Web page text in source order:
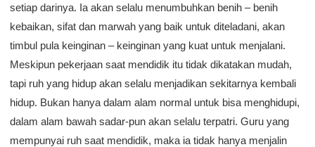
setiap darinya. Ia akan selalu menumbuhkan benih – benih
kebaikan, sifat dan marwah yang baik untuk diteladani, akan
timbul pula keinginan – keinginan yang kuat untuk menjalani.
Meskipun pekerjaan saat mendidik itu tidak dikatakan mudah,
tapi ruh yang hidup akan selalu menjadikan sekitarnya kembali
hidup. Bukan hanya dalam alam normal untuk bisa menghidupi,
dalam alam bawah sadar-pun akan selalu terpatri. Guru yang
mempunyai ruh saat mendidik, maka ia tidak hanya menjalin